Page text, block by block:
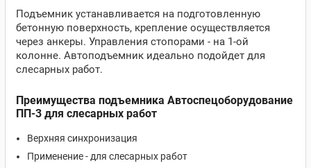
Подъемник устанавливается на подготовленную
бетонную поверхность, крепление осуществляется
через анкеры. Управления стопорами - на 1-ой
колонне. Автоподъемник идеально подойдет для
слесарных работ.
Преимущества подъемника Автоспецоборудование
ПП-3 для слесарных работ
Верхняя синхронизация
Применение - для слесарных работ